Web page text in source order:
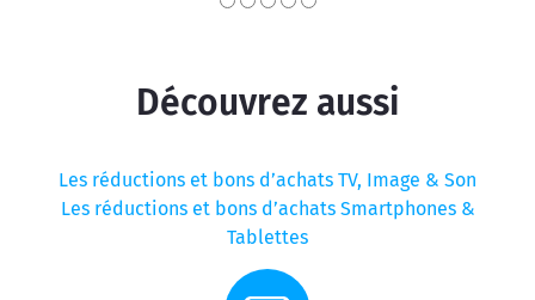
Découvrez aussi
Les réductions et bons d’achats TV, Image & Son
Les réductions et bons d’achats Smartphones &
Tablettes